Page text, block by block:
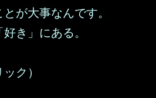
が大事なんです。
き」にある。
ク）